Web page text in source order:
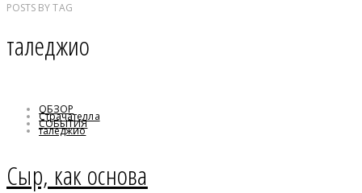
POSTS BYTAG
таледжио
ОБЗОР
СОБЫТИЯ
Страчателла
таледжио
Сыр, как основа